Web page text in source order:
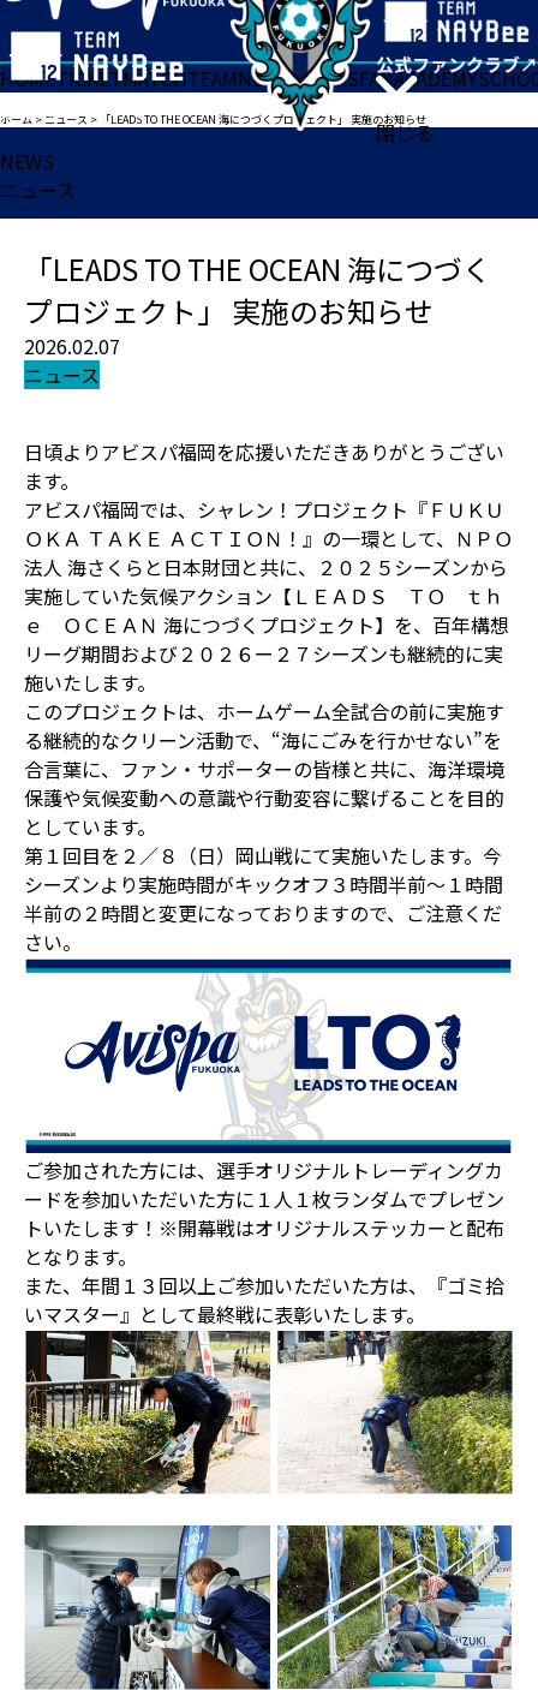
閉じる
HOMETICKETMATCHTEAMNEWSGOODSFANACADEMY
ホーム >ニュース > 「LEADS TO THE OCEAN 海につづくプロジェクト」 実施のお知らせ
NEWS
ニュース
「LEADS TO THE OCEAN 海につづく
プロジェクト」 実施のお知らせ
2026.02.07
ニュース
日頃よりアビスパ福岡を応援いただきありがとうござい
ます。
アビスパ福岡では、シャレン！プロジェクト『ＦＵＫＵ
ＯＫＡ ＴＡＫＥ ＡＣＴＩＯＮ！』の一環として、ＮＰＯ
法人 海さくらと日本財団と共に、２０２５シーズンから
実施していた気候アクション【ＬＥＡＤＳ ＴＯ ｔｈ
ｅ ＯＣＥＡＮ 海につづくプロジェクト】を、百年構想
リーグ期間および２０２６ー２７シーズンも継続的に実
施いたします。
このプロジェクトは、ホームゲーム全試合の前に実施す
る継続的なクリーン活動で、“海にごみを行かせない”を
合言葉に、ファン・サポーターの皆様と共に、海洋環境
保護や気候変動への意識や行動変容に繋げることを目的
としています。
第１回目を２／８（日）岡山戦にて実施いたします。今
シーズンより実施時間がキックオフ３時間半前～１時間
半前の２時間と変更になっておりますので、ご注意くだ
さい。
ご参加された方には、選手オリジナルトレーディングカ
ードを参加いただいた方に１人１枚ランダムでプレゼン
トいたします！※開幕戦はオリジナルステッカーと配布
となります。
また、年間１３回以上ご参加いただいた方は、『ゴミ拾
いマスター』として最終戦に表彰いたします。